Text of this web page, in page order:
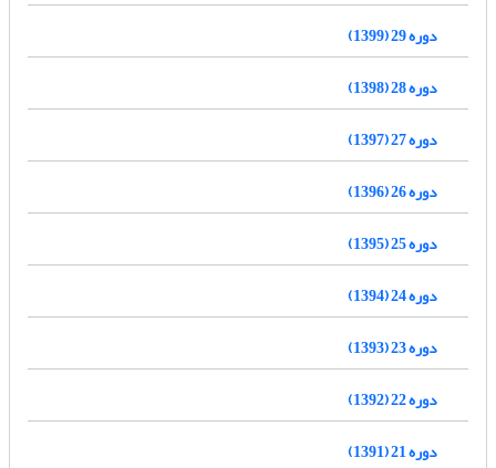
دوره 29 (1399)
دوره 28 (1398)
دوره 27 (1397)
دوره 26 (1396)
دوره 25 (1395)
دوره 24 (1394)
دوره 23 (1393)
دوره 22 (1392)
دوره 21 (1391)